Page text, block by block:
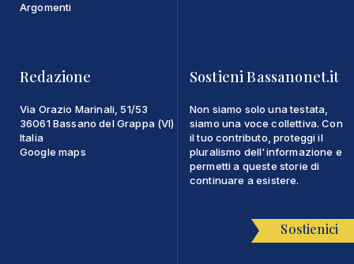
Argomenti
Redazione
Via Orazio Marinali, 51/53
36061 Bassano del Grappa (VI)
Italia
Google maps
Sostieni Bassanonet.it
Non siamo solo una testata,
siamo una voce collettiva. Con
il tuo contributo, proteggi il
pluralismo dell'informazione e
permetti a queste storie di
continuare a esistere.
Sostienici